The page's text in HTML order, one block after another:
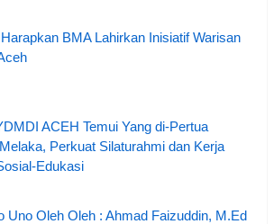
BMA Lahirkan Inisiatif Warisan
ACEH Temui Yang di-Pertua
Perkuat Silaturahmi dan Kerja
Edukasi
Uno Oleh Oleh : Ahmad Faizuddin, M.Ed